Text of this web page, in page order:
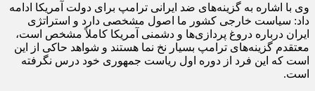
وی با اشاره به گزینه‌های ضد ایرانی ترامپ برای دولت آمریکا ادامه
داد: سیاست خارجی کشور ما اصول مشخصی دارد و استراتژی
ایران درباره دروغ پردازی‌ها و دشمنی آمریکا کاملاً مشخص است،
معتقدم گزینه‌های ترامپ بسیار نخ نما هستند و شواهد حاکی از این
است که این فرد از دوره اول ریاست جمهوری خود درس نگرفته
است.